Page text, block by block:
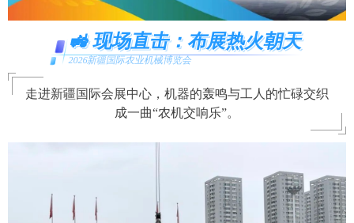
🚜 现场直击：布展热火朝天
2026新疆国际农业机械博览会
走进新疆国际会展中心，机器的轰鸣与工人的忙碌交织
成一曲“农机交响乐”。